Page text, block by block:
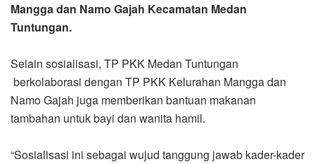
Mangga dan Namo Gajah Kecamatan Medan
Tuntungan.
Selain sosialisasi, TP PKK Medan Tuntungan
berkolaborasi dengan TP PKK Kelurahan Mangga dan
Namo Gajah juga memberikan bantuan makanan
tambahan untuk bayi dan wanita hamil.
“Sosialisasi ini sebagai wujud tanggung jawab kader-kader